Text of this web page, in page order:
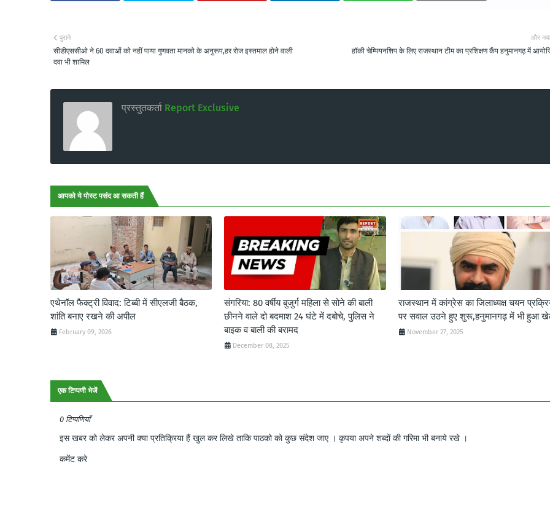
और नया
हॉकी चेम्पियनशिप के लिए राजस्थान टीम का प्रशिक्षण कैंप हनुमानगढ़ में
पुराने
सीडीएससीओ ने 60 दवाओं को नहीं पाया गुणवता मानको के अनुरूप,हर रोज इस्तमाल होने वाली
दवा भी शामिल
प्रस्तुतकर्ता Report Exclusive
आपको ये पोस्ट पसंद आ सकती हैं
एथेनॉल फैक्ट्री विवाद: टिब्बी में सीएलजी बैठक,
शांति बनाए रखने की अपील
February 09, 2026
संगरिया: 80 वर्षीय बुजुर्ग महिला से सोने की बाली
छीनने वाले दो बदमाश 24 घंटे में दबोचे, पुलिस ने
बाइक व बाली की बरामद
December 08, 2025
राजस्थान में कांग्रेस का जिलाध्यक्ष चयन
पर सवाल उठने हुए शुरू,हनुमानगढ़ में भी हुआ
November 27, 2025
एक टिप्पणी भेजें
0 टिप्पणियाँ
इस खबर को लेकर अपनी क्या प्रतिक्रिया हैं खुल कर लिखे ताकि पाठको को कुछ संदेश जाए । कृपया अपने शब्दों की गरिमा भी बनाये रखे ।
कमेंट करे